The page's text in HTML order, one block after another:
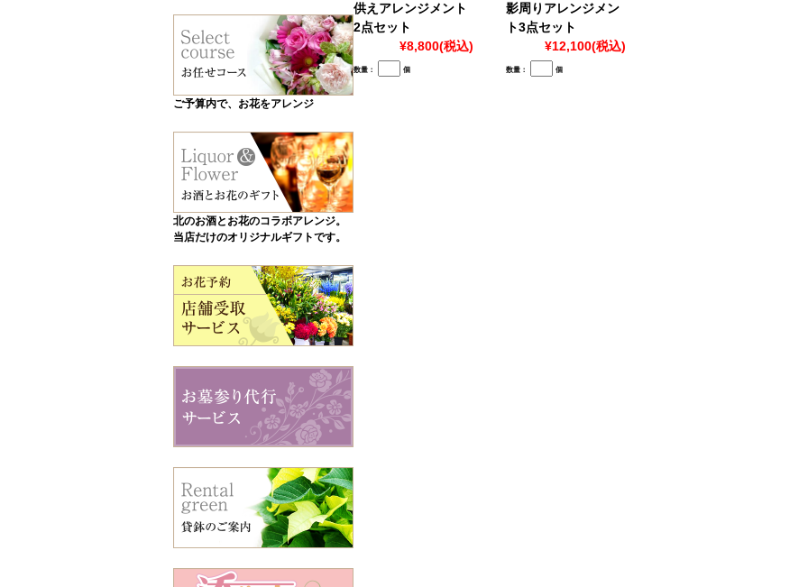
供えアレンジメント
2点セット
¥8,800(税込)
数量： 個
影周りアレンジメン
ト3点セット
¥12,100(税込)
数量： 個
ご予算内で、お花をアレンジ
北のお酒とお花のコラボアレンジ。
当店だけのオリジナルギフトです。